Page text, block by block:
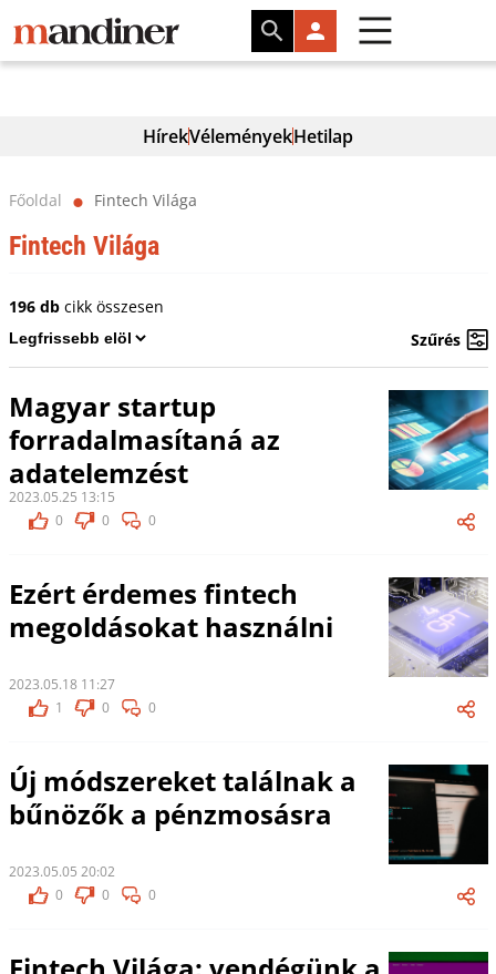
HírekVéleményekHetilap
Főoldal ⬤ Fintech Világa
Fintech Világa
196 dbcikk összesen
Szűrés
Magyar startup
forradalmasítaná az
adatelemzést
2023.05.25 13:15
0
0 0
Ezért érdemes fintech
megoldásokat használni
2023.05.18 11:27
1
0 0
Új módszereket találnak a
bűnözők a pénzmosásra
2023.05.05 20:02
0
0 0